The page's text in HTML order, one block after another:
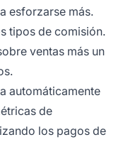
esforzarse más.
tipos de comisión.
ventas más un
automáticamente
de
los pagos de